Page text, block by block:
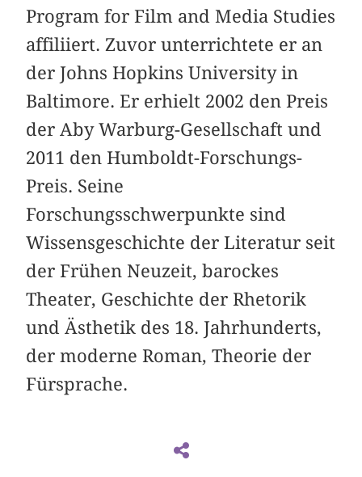
Program for Film and Media Studies
affiliiert. Zuvor unterrichtete er an
der Johns Hopkins University in
Baltimore. Er erhielt 2002 den Preis
der Aby Warburg-Gesellschaft und
2011 den Humboldt-Forschungs-
Preis. Seine
Forschungsschwerpunkte sind
Wissensgeschichte der Literatur seit
der Frühen Neuzeit, barockes
Theater, Geschichte der Rhetorik
und Ästhetik des 18. Jahrhunderts,
der moderne Roman, Theorie der
Fürsprache.